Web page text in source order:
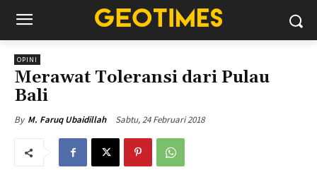
OPINI
Merawat Toleransi dari Pulau
Bali
By M. Faruq Ubaidillah Sabtu, 24 Februari 2018